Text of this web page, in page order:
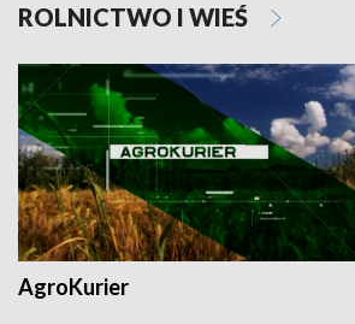
ROLNICTWO I WIEŚ
AgroKurier